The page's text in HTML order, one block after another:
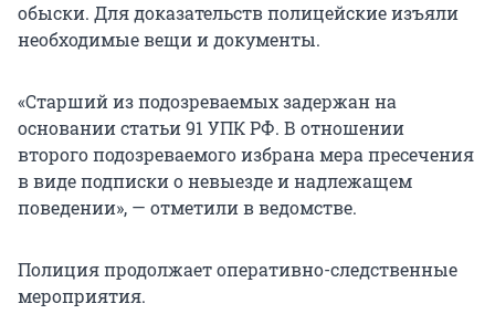
обыски. Для доказательств полицейские изъяли
необходимые вещи и документы.
«Старший из подозреваемых задержан на
основании статьи 91 УПК РФ. В отношении
второго подозреваемого избрана мера пресечения
в виде подписки о невыезде и надлежащем
поведении», — отметили в ведомстве.
Полиция продолжает оперативно-следственные
мероприятия.